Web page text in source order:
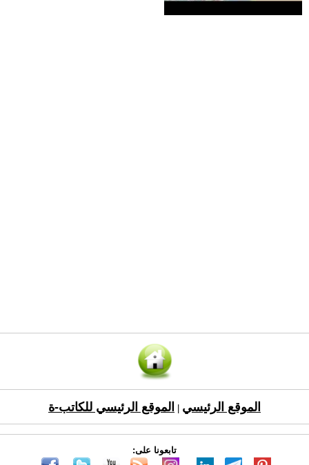
الموقع الرئيسي الموقع الرئيسي للكاتب-ة
تابعونا على: